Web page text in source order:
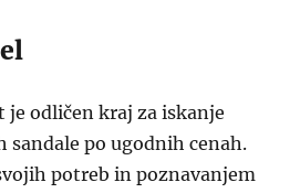
odličen kraj za iskanje
po ugodnih cenah.
potreb in poznavanjem